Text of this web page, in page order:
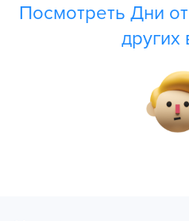
Посмотреть Дни
других